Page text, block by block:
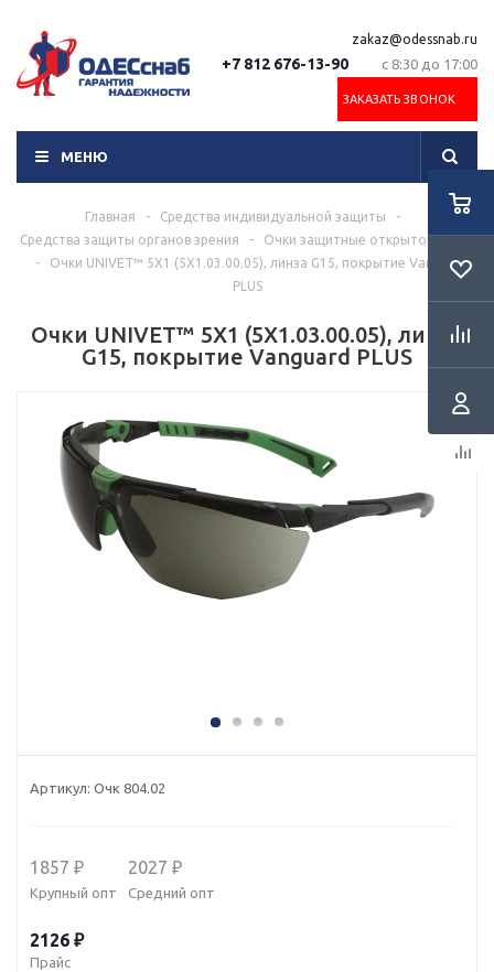
+7 812 676-13-90
zakaz@odessnab.ru
с 8:30 до 17:00
ЗАКАЗАТЬ ЗВОНОК
МЕНЮ
Главная - Средства индивидуальной защиты
-
Средства защиты органов зрения
-
Очки защитные открытого типа
-
Очки UNIVET™ 5Х1 (5Х1.03.00.05), линза G15, покрытие Vanguard
PLUS
Очки UNIVET™ 5Х1 (5Х1.03.00.05), линза
G15, покрытие Vanguard PLUS
Артикул: Очк 804.02
1857 ₽
Крупный опт
2027 ₽
Средний опт
2126 ₽
Прайс